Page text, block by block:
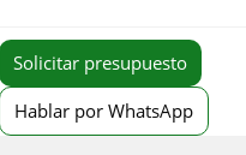
Solicitar presupuesto
Hablar por WhatsApp